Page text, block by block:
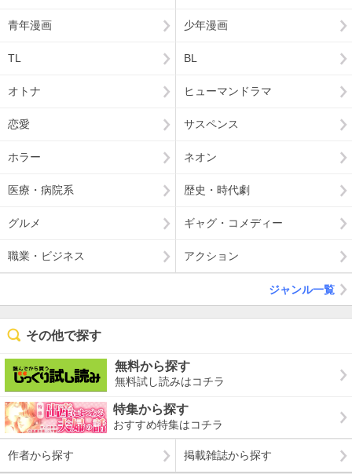
青年漫画 少年漫画
TL BL
オトナ ヒューマンドラマ
恋愛 サスペンス
ホラー ネオン
医療・病院系 歴史・時代劇
グルメ ギャグ・コメディー
職業・ビジネス アクション
ジャンル一覧
その他で探す
無料から探す
無料試し読みはコチラ
特集から探す
おすすめ特集はコチラ
作者から探す 掲載雑誌から探す